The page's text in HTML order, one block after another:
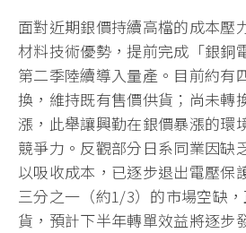
面對近期銀價持續高檔的成本壓
材料技術優勢，提前完成「銀銅
第二季陸續導入量產。目前約有
換，維持既有售價供貨；尚未轉
漲，此舉讓興勤在銀價暴漲的環
競爭力。反觀部分日系同業因缺
以吸收成本，已逐步退出電壓保
三分之一（約1/3）的市場空缺
貨，預計下半年轉單效益將逐步